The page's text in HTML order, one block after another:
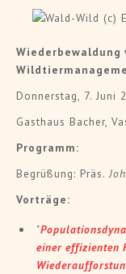
Wiederbewaldung
Donnerstag, 7. Juni
Gasthaus Bacher,
Programm:
Begrüßung: Präs.
Vorträge:
"
einer effizienten